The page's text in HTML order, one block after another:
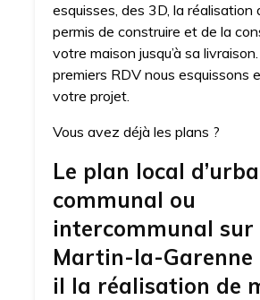
esquisses, des 3D, la réalisation
permis de construire et de la
votre maison jusqu’à sa
premiers RDV nous esquissons
votre projet.
Vous avez déjà les plans ?
Le plan local
communal ou
intercommunal sur
Martin-la-Garenne
il la réalisation de